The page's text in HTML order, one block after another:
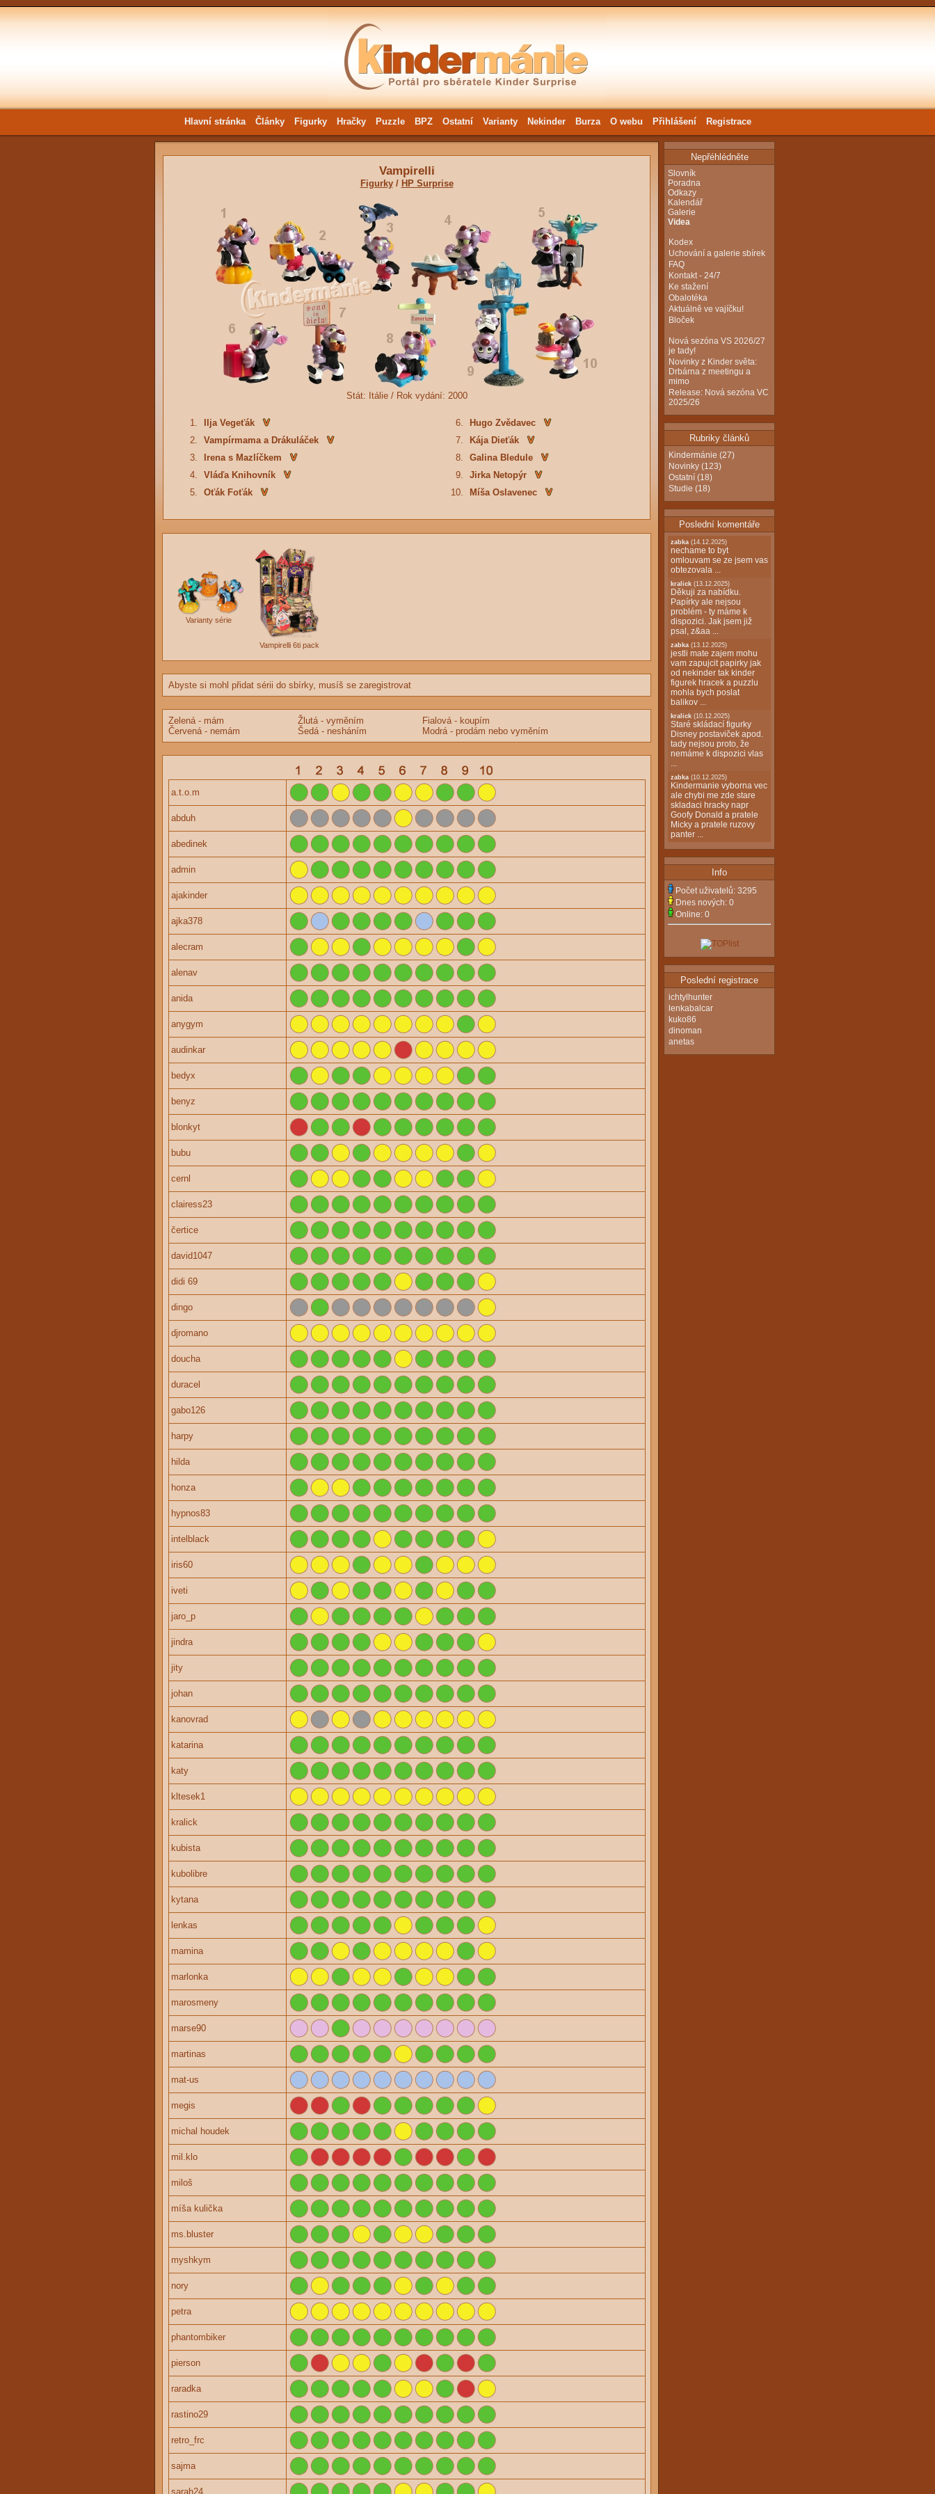
Hlavní stránka Články Figurky Hračky Puzzle BPZ Ostatní Varianty Nekinder Burza O webu Přihlášení Registrace
Vampirelli
Figurky/ HP Surprise
Stát: Itálie / Rok vydání: 2000
1. Ilja Vegeťák 6.
Hugo Zvědavec
2.
Vampírmama a Drákuláček 7.
Kája Dieťák
3.
Irena s Mazlíčkem 8.
Galina Bledule
4.
Vláďa Knihovník 9.
Jirka Netopýr
5.
Oťák Foťák 10. Míša Oslavenec
Varianty série
Vampirelli 6ti pack
Abyste si mohl přidat sérii do sbírky, musíš se zaregistrovat
Zelená - mám
Červená - nemám
Žlutá - vyměním
Šedá - nesháním
Fialová - koupím
Modrá - prodám nebo vyměním
a.t.o.m
abduh
abedinek
admin
ajakinder
ajka378
alecram
alenav
anida
anygym
audinkar
bedyx
benyz
blonkyt
bubu
cernl
clairess23
čertice
david1047
didi 69
dingo
djromano
doucha
duracel
gabo126
harpy
hilda
honza
hypnos83
intelblack
iris60
iveti
jaro_p
jindra
jity
johan
kanovrad
katarina
katy
kltesek1
kralick
kubista
kubolibre
kytana
lenkas
mamina
marlonka
marosmeny
marse90
martinas
mat-us
megis
michal houdek
mil.klo
miloš
míša kulička
ms.bluster
myshkym
nory
petra
phantombiker
pierson
raradka
rastino29
retro_frc
sajma
sarah24
Nepřéhlédněte
Slovník
Poradna
Odkazy
Kalendář
Galerie
Videa
Kodex
Uchování a galerie sbírek
FAQ
Kontakt - 24/7
Ke stažení
Obalotéka
Aktuálně ve vajíčku!
Bloček
Nová sezóna VS 2026/27
je tady!
Novinky z Kinder světa:
Drbárna z meetingu a
mimo
Release: Nová sezóna VC
2025/26
Rubriky článků
Kindermánie (27)
Novinky (123)
Ostatní (18)
Studie (18)
Poslední komentáře
zabka (14.12.2025)
nechame to byt
omlouvam se ze jsem vas
obtezovala ...
kralick (13.12.2025)
Děkuji za nabídku.
Papírky ale nejsou
problém - ty máme k
dispozici. Jak jsem již
psal, z&aa ...
zabka (13.12.2025)
jestli mate zajem mohu
vam zapujcit papirky jak
od nekinder tak kinder
figurek hracek a puzzlu
mohla bych poslat
balikov ...
kralick (10.12.2025)
Staré skládací figurky
Disney postaviček apod.
tady nejsou proto, že
nemáme k dispozici vlas
...
zabka (10.12.2025)
Kindermanie vyborna vec
ale chybi me zde stare
skladaci hracky napr
Goofy Donald a pratele
Micky a pratele ruzovy
panter ...
Info
Počet uživatelů: 3295
Dnes nových: 0
Online: 0
Poslední registrace
ichtylhunter
lenkabalcar
kuko86
dinoman
anetas